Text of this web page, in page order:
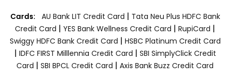
Cards: AU Bank LIT Credit Card | Tata Neu Plus HDFC Bank
Credit Card | YES Bank Wellness Credit Card | RupiCard |
Swiggy HDFC Bank Credit Card | HSBC Platinum Credit Card
| IDFC FIRST Milllennia Credit Card | SBI SimplyClick Credit
Card | SBI BPCL Credit Card | Axis Bank Buzz Credit Card